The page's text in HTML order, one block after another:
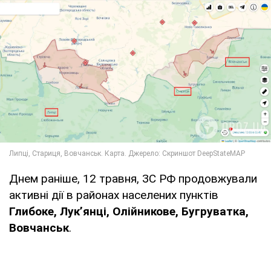
Днем раніше, 12 травня, ЗС РФ продовжували
активні дії в районах населених пунктів
Глибоке, Лукʼянці, Олійникове, Бугруватка,
Вовчанськ.